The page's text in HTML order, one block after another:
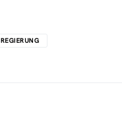
REGIERUNG